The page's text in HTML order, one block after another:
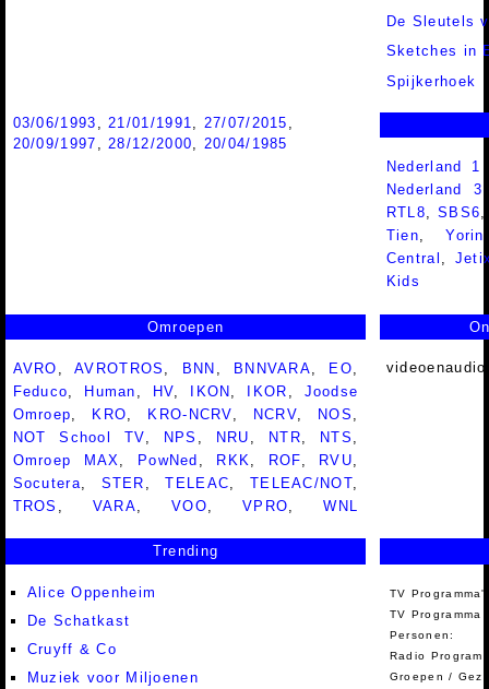
De Sleutels
Sketches in
Spijkerhoek
03/06/1993 21/01/1991 27/07/2015
20/09/1997
28/12/2000
20/04/1985
Nederland
Nederland
RTL8,SBS6
Tien,Yorin
Central ,
Kids
Omroepen
AVRO ,AVROTROS BNN BNNVARA EO
Feduco
Human HV IKON IKOR
Joodse
Omroep
KRO KRO-NCRV NCRV NOS
NOT School TV
NPS NRU NTR NTS
Omroep MAX
PowNed RKK ROF RVU
Socutera
STER ,TELEAC TELEAC/NOT
TROS
VARA ,VOO ,VPRO ,WNL
Trending
Alice Oppenheim
De Schatkast
Cruyff & Co
Muziek voor Miljoenen
TV
TV Programma
Personen:
Radio
Groepen /